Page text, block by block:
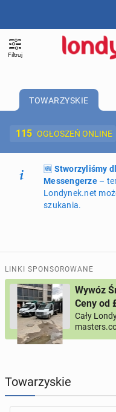
Filtruj
TOWARZYSKIE
115 OGŁOSZEŃ ONLINE
Dodaj
PROFILE
USŁUGI
KUPIĘ & SPRZEDAM
🆕 Stworzyliśmy
Messengerze–
Londynek.net
szukania.
LINKI SPONSOROWANE
Wywóz
Ceny od
Cały
Towarzyskie